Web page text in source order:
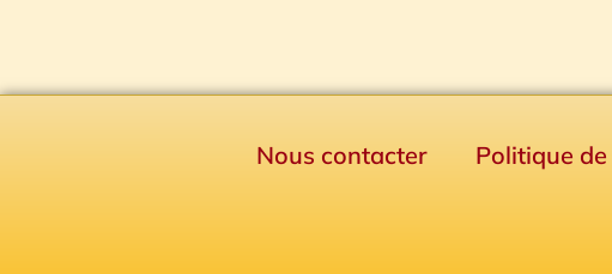
Nous contacter Politique